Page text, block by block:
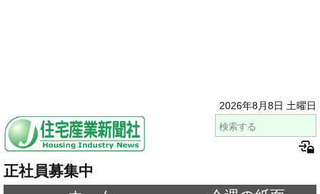
2026年8月8日 土曜日
正社員募集中